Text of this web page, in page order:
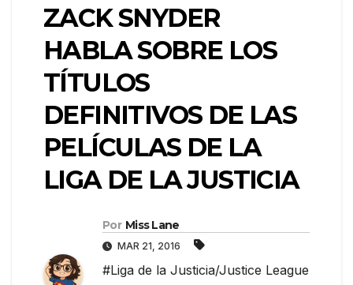
ZACK SNYDER
HABLA SOBRE LOS
TÍTULOS
DEFINITIVOS DE LAS
PELÍCULAS DE LA
LIGA DE LA JUSTICIA
Por Miss Lane
MAR 21, 2016
#Liga de la Justicia/Justice League